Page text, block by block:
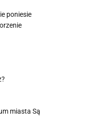
poniesie
miasta Są